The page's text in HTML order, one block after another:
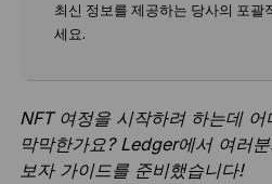
최신 정보를 제공하는 당사의 포괄
세요.
NFT 여정을 시작하려 하는데
막막한가요? Ledger에서 여러
보자 가이드를 준비했습니다!